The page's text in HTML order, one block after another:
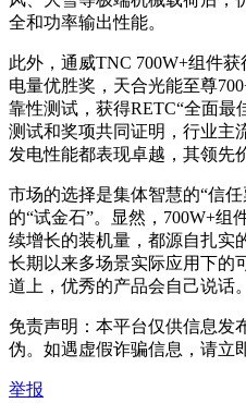
全和功率输出性能。
此外，通威TNC 700W+组件
电量优胜奖，天合光能至尊
靠性测试，获得RETC“全面
测试和奖项共同证明，行业主
发电性能都表现卓越，其领先
市场的选择是集体智慧的“信
的“试金石”。显然，700W+组
续增长的装机量，都源自扎实
长期以来多场景实际应用下的
道上，优秀的产品会自己说话。
免责声明：本平台仅供信息发
伪。如遇虚假诈骗信息，请立
举报